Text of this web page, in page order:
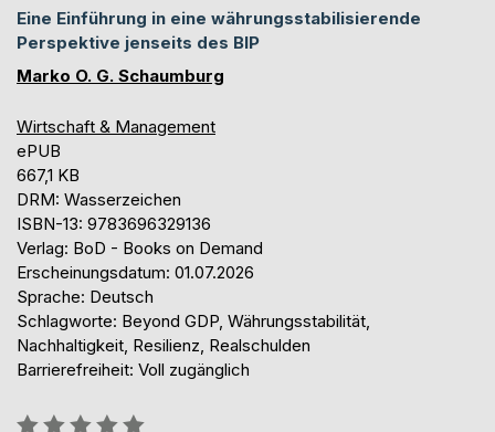
Eine Einführung in eine währungsstabilisierende
Perspektive jenseits des BIP
Marko O. G. Schaumburg
Wirtschaft & Management
ePUB
667,1 KB
DRM: Wasserzeichen
ISBN-13: 9783696329136
Verlag: BoD - Books on Demand
Erscheinungsdatum: 01.07.2026
Sprache: Deutsch
Schlagworte: Beyond GDP, Währungsstabilität,
Nachhaltigkeit, Resilienz, Realschulden
Barrierefreiheit: Voll zugänglich
Bewertung::